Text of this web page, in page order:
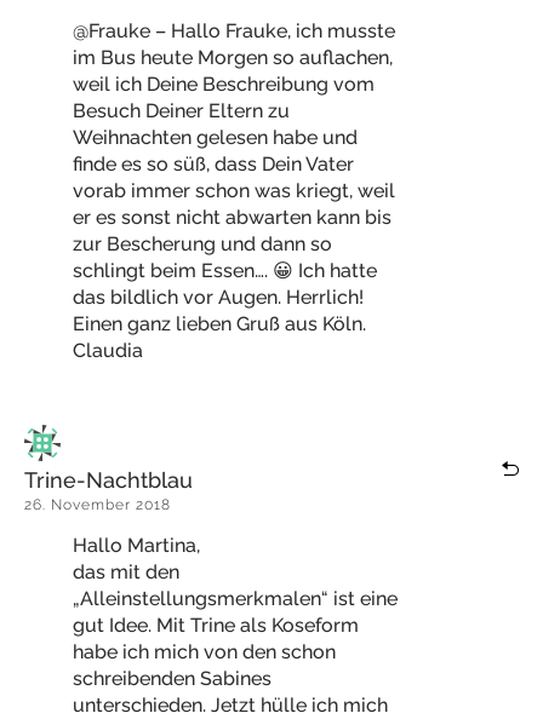
@Frauke – Hallo Frauke, ich musste
im Bus heute Morgen so auflachen,
weil ich Deine Beschreibung vom
Besuch Deiner Eltern zu
Weihnachten gelesen habe und
finde es so süß, dass Dein Vater
vorab immer schon was kriegt, weil
er es sonst nicht abwarten kann bis
zur Bescherung und dann so
schlingt beim Essen…. 😀 Ich hatte
das bildlich vor Augen. Herrlich!
Einen ganz lieben Gruß aus Köln.
Claudia
Trine-Nachtblau
26. November 2018
Hallo Martina,
das mit den
„Alleinstellungsmerkmalen“ ist eine
gut Idee. Mit Trine als Koseform
habe ich mich von den schon
schreibenden Sabines
unterschieden. Jetzt hülle ich mich